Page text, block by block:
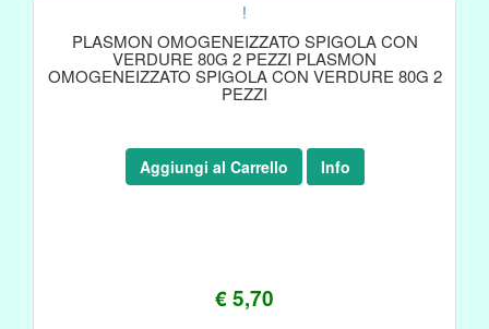
!
PLASMON OMOGENEIZZATO SPIGOLA CON
VERDURE 80G 2 PEZZI PLASMON
OMOGENEIZZATO SPIGOLA CON VERDURE 80G 2
PEZZI
€ 5,70
Aggiungi al Carrello Info